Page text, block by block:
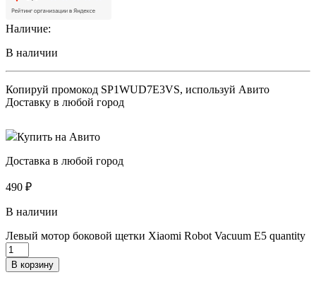
Наличие:
В наличии
Копируй промокод SP1WUD7E3VS, используй Авито
Доставку в любой город
Купить на Авито
Доставка в любой город
490 ₽
В наличии
Левый мотор боковой щетки Xiaomi Robot Vacuum E5 quantity
В корзину